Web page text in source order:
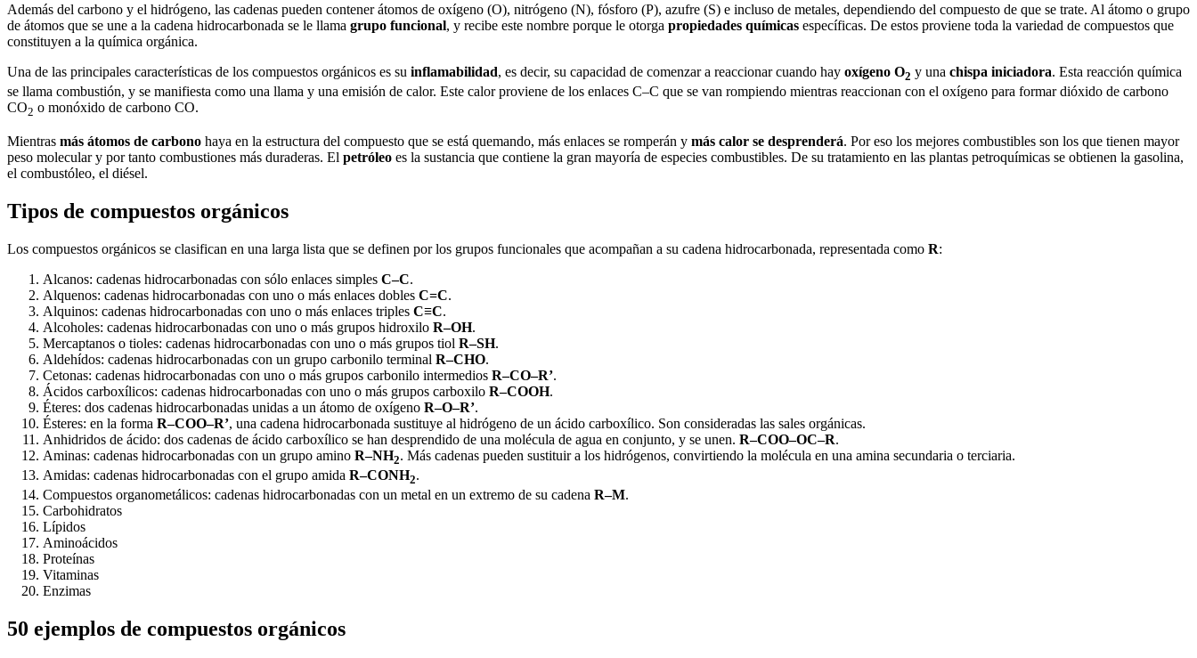
Además del carbono y el hidrógeno, las cadenas pueden contener átomos de oxígeno (O), nitrógeno (N), fósforo (P), azufre (S) e incluso de metales, dependiendo del compuesto de que se trate. Al átomo o grupo
de átomos que se une a la cadena hidrocarbonada se le llama grupo funcional, y recibe este nombre porque le otorga propiedades químicas específicas. De estos proviene toda la variedad de compuestos que
constituyen a la química orgánica.
Una de las principales características de los compuestos orgánicos es su inflamabilidad, es decir, su capacidad de comenzar a reaccionar cuando hay oxígeno O2 y una chispa iniciadora. Esta reacción química
se llama combustión, y se manifiesta como una llama y una emisión de calor. Este calor proviene de los enlaces C–C que se van rompiendo mientras reaccionan con el oxígeno para formar dióxido de carbono
CO2 o monóxido de carbono CO.
Mientras más átomos de carbono haya en la estructura del compuesto que se está quemando, más enlaces se romperán y más calor se desprenderá. Por eso los mejores combustibles son los que tienen mayor
peso molecular y por tanto combustiones más duraderas. El petróleo es la sustancia que contiene la gran mayoría de especies combustibles. De su tratamiento en las plantas petroquímicas se obtienen la gasolina,
el combustóleo, el diésel.
Tipos de compuestos orgánicos
Los compuestos orgánicos se clasifican en una larga lista que se definen por los grupos funcionales que acompañan a su cadena hidrocarbonada, representada como R:
Alcanos: cadenas hidrocarbonadas con sólo enlaces simples C–C.
Alquenos: cadenas hidrocarbonadas con uno o más enlaces dobles C=C.
Alquinos: cadenas hidrocarbonadas con uno o más enlaces triples C≡C.
Alcoholes: cadenas hidrocarbonadas con uno o más grupos hidroxilo R–OH.
Mercaptanos o tioles: cadenas hidrocarbonadas con uno o más grupos tiol R–SH.
Aldehídos: cadenas hidrocarbonadas con un grupo carbonilo terminal R–CHO.
Cetonas: cadenas hidrocarbonadas con uno o más grupos carbonilo intermedios R–CO–R’.
Ácidos carboxílicos: cadenas hidrocarbonadas con uno o más grupos carboxilo R–COOH.
Éteres: dos cadenas hidrocarbonadas unidas a un átomo de oxígeno R–O–R’.
Ésteres: en la forma R–COO–R’, una cadena hidrocarbonada sustituye al hidrógeno de un ácido carboxílico. Son consideradas las sales orgánicas.
Anhidridos de ácido: dos cadenas de ácido carboxílico se han desprendido de una molécula de agua en conjunto, y se unen. R–COO–OC–R.
Aminas: cadenas hidrocarbonadas con un grupo amino R–NH2. Más cadenas pueden sustituir a los hidrógenos, convirtiendo la molécula en una amina secundaria o terciaria.
Amidas: cadenas hidrocarbonadas con el grupo amida R–CONH2.
Compuestos organometálicos: cadenas hidrocarbonadas con un metal en un extremo de su cadena R–M.
Carbohidratos
Lípidos
Aminoácidos
Proteínas
Vitaminas
Enzimas
50 ejemplos de compuestos orgánicos